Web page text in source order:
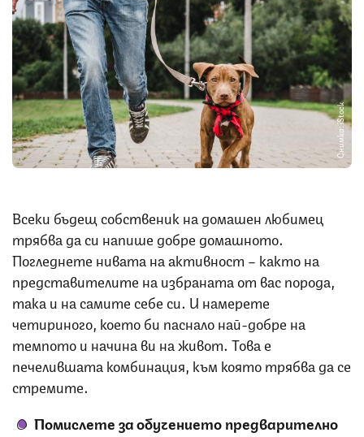
Снимка: iStock
Всеки бъдещ собственик на домашен любимец
трябва да си напише добре домашното.
Погледнете нивата на активност – както на
представителите на избраната от вас порода,
така и на самите себе си. И намерете
четириного, което би паснало най-добре на
темпото и начина ви на живот. Това е
печелившата комбинация, към която трябва да се
стремите.
Помислете за обучението предварително